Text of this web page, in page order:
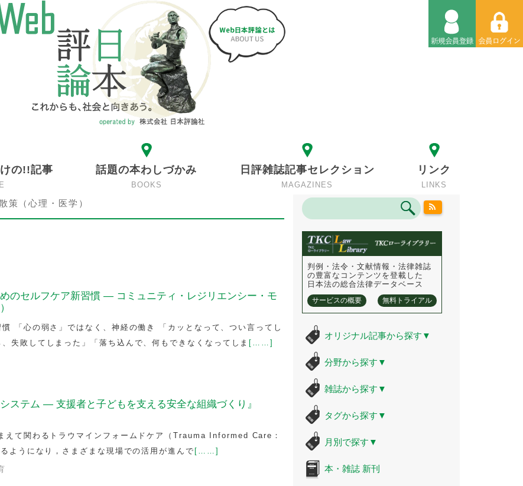
の!!記事 話題の本わしづかみ
BOOKS
日評雑誌記事セレクション
MAGAZINES
リンク
LINKS
策（心理・医学）
めのセルフケア新習慣 — コミュニティ・レジリエンシー・モ
「心の弱さ」ではなく、神経の働き 「カッとなって、つい言ってし
失敗してしまった」「落ち込んで、何もできなくなってしま [……]
ステム — 支援者と子どもを支える安全な組織づくり』
えて関わるトラウマインフォームドケア（Trauma Informed Care：
ようになり，さまざまな現場での活用が進んで [……]
判例・法令・文献情報・法律雑誌
の豊富なコンテンツを登載した
日本法の総合法律データベース
サービスの概要 無料トライアル
オリジナル記事から探す ▼
分野から探す ▼
雑誌から探す ▼
タグから探す ▼
月別で探す ▼
本・雑誌 新刊